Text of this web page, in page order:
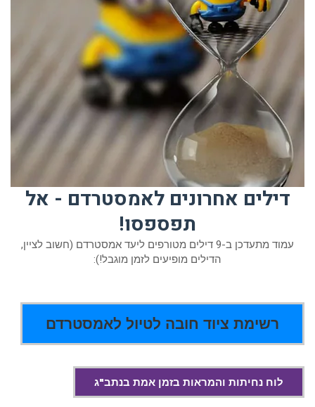
דילים אחרונים לאמסטרדם - אל
תפספסו!
עמוד מתעדכן ב-9 דילים מטורפים ליעד אמסטרדם (חשוב לציין,
הדילים מופיעים לזמן מוגבל!):
רשימת ציוד חובה לטיול לאמסטרדם
לוח נחיתות והמראות בזמן אמת בנתב"ג